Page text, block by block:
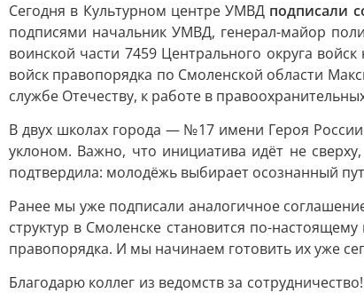
Сегодня в Культурном центре УМВД подписали
подписями начальник УМВД, генерал-майор
воинской части 7459 Центрального округа
войск правопорядка по Смоленской области
службе Отечеству, к работе в
В двух школах города — №17 имени Героя
уклоном. Важно, что инициатива идёт не
подтвердила: молодёжь выбирает осознанный
Ранее мы уже подписали аналогичное
структур в Смоленске становится по-
правопорядка. И мы начинаем готовить их уже
Благодарю коллег из ведомств за